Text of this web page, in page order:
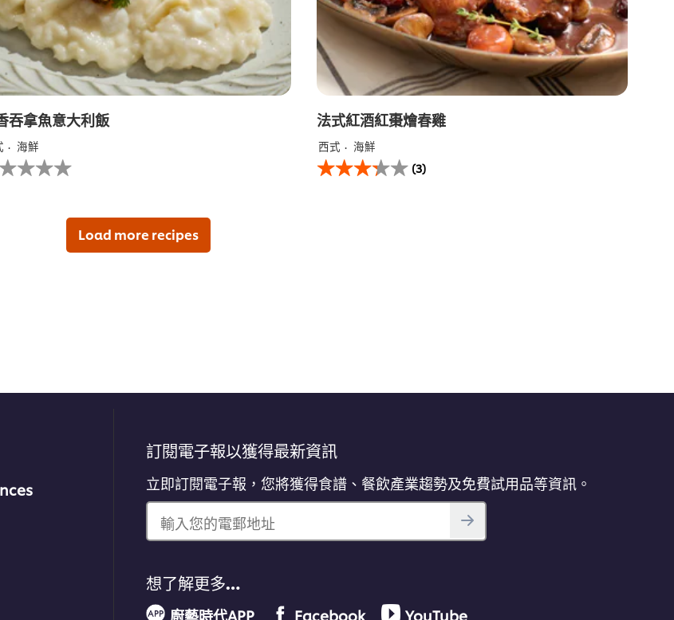
吞拿魚意大利飯​
海鮮
法式紅酒紅棗燴春雞
西式
海鮮
此
法
评
分
为
3。
(3)
Load more recipes
訂閱電子報以獲得最新資訊
立即訂閱電子報，您將獲得食譜、餐飲產業趨勢及免費試用品等資訊。
輸入您的電郵地址
想了解更多…
廚藝時代APP Facebook YouTube